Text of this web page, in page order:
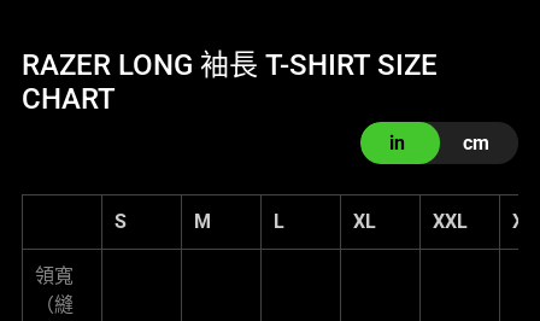
RAZER LONG 袖長 T-SHIRT SIZE
CHART
in cm
S M L XL XXL
領寬
（縫